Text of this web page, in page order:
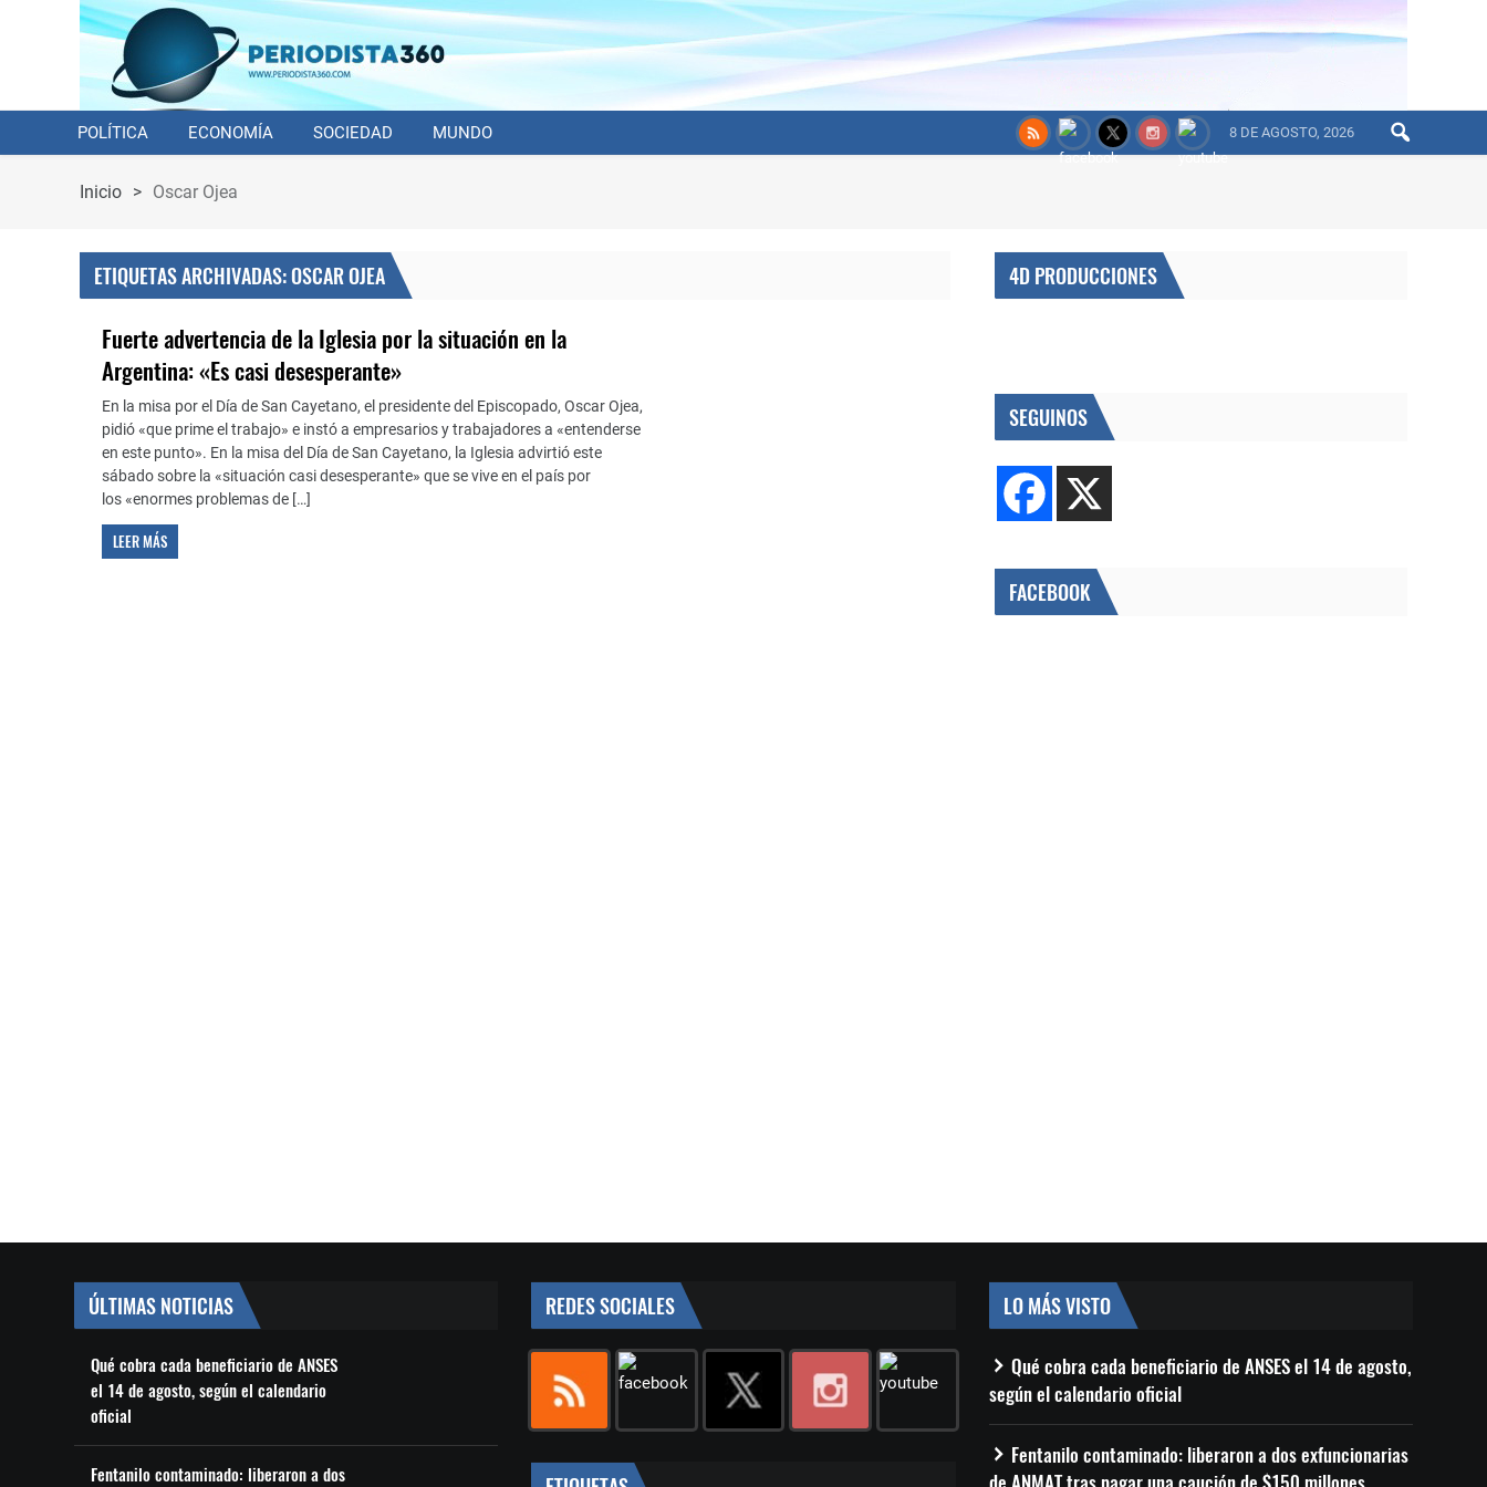
POLÍTICA ECONOMÍA SOCIEDAD MUNDO 8 DE AGOSTO, 2026
Inicio > Oscar Ojea
ETIQUETAS ARCHIVADAS: OSCAR OJEA
Fuerte advertencia de la Iglesia por la situación en la
Argentina: «Es casi desesperante»
En la misa por el Día de San Cayetano, el presidente del Episcopado, Oscar Ojea,
pidió «que prime el trabajo» e instó a empresarios y trabajadores a «entenderse
en este punto». En la misa del Día de San Cayetano, la Iglesia advirtió este
sábado sobre la «situación casi desesperante» que se vive en el país por
los «enormes problemas de […]
LEER MÁS
4D PRODUCCIONES
SEGUINOS
FACEBOOK
ÚLTIMAS NOTICIAS
Qué cobra cada beneficiario de ANSES
el 14 de agosto, según el calendario
oficial
Fentanilo contaminado: liberaron a dos
REDES SOCIALES LO MÁS VISTO
Qué cobra cada beneficiario de ANSES el 14 de agosto,
según el calendario oficial
Fentanilo contaminado: liberaron a dos exfuncionarias